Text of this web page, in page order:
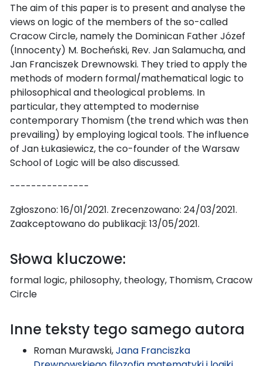
The aim of this paper is to present and analyse the
views on logic of the members of the so-called
Cracow Circle, namely the Dominican Father Józef
(Innocenty) M. Bocheński, Rev. Jan Salamucha, and
Jan Franciszek Drewnowski. They tried to apply the
methods of modern formal/mathematical logic to
philosophical and theological problems. In
particular, they attempted to modernise
contemporary Thomism (the trend which was then
prevailing) by employing logical tools. The influence
of Jan Łukasiewicz, the co-founder of the Warsaw
School of Logic will be also discussed.
---------------
Zgłoszono: 16/01/2021. Zrecenzowano: 24/03/2021.
Zaakceptowano do publikacji: 13/05/2021.
Słowa kluczowe:
formal logic, philosophy, theology, Thomism, Cracow
Circle
Inne teksty tego samego autora
Roman Murawski,Jana Franciszka